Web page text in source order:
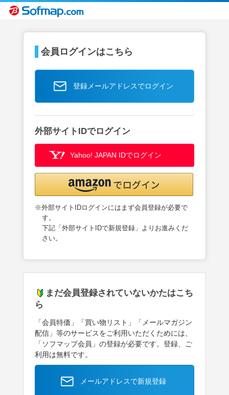
会員ログインはこちら
登録メールアドレスでログイン
外部サイトIDでログイン
Yahoo! JAPAN IDでログイン
※外部サイトIDログインにはまず会員登録が必要で
す。
下記「外部サイトIDで新規登録」よりお進みくだ
さい。
まだ会員登録されていないかたはこち
ら
「会員特価」「買い物リスト」「メールマガジン
配信」等のサービスをご利用いただくためには、
「ソフマップ会員」の登録が必要です。登録、ご
利用は無料です。
メールアドレスで新規登録